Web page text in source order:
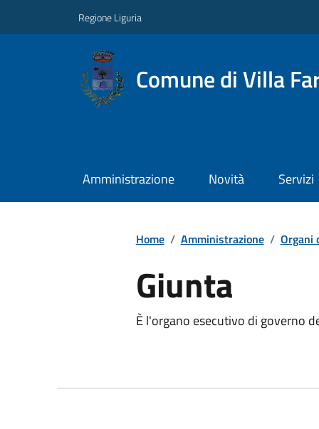
Regione Liguria
Comune di Villa
Amministrazione Novità Servizi
Home / Amministrazione / Organi
Giunta
È l'organo esecutivo di governo